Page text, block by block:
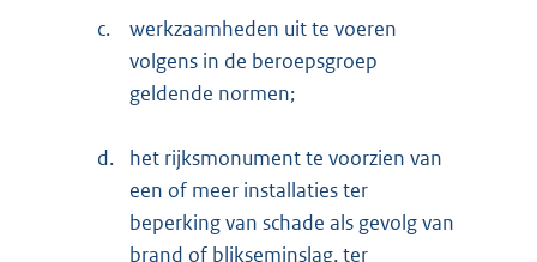
c.
werkzaamheden uit te voeren
volgens in de beroepsgroep
geldende normen;
d.
het rijksmonument te voorzien van
een of meer installaties ter
beperking van schade als gevolg van
brand of blikseminslag, ter